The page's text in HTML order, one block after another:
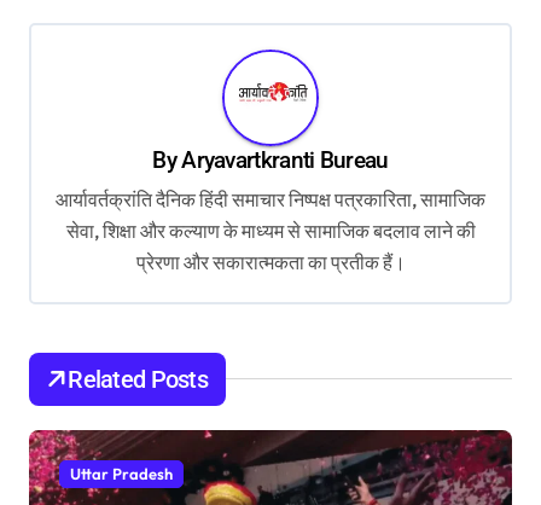
o
n
ByAryavartkranti Bureau
आर्यावर्तक्रांति दैनिक हिंदी समाचार निष्पक्ष पत्रकारिता, सामाजिक
सेवा, शिक्षा और कल्याण के माध्यम से सामाजिक बदलाव लाने की
प्रेरणा और सकारात्मकता का प्रतीक हैं।
Related Posts
Uttar Pradesh